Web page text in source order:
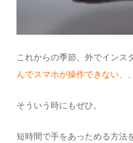
これからの季節、外でインス
んでスマホが操作できない、、
そういう時にもぜひ。
短時間で手をあっためる方法